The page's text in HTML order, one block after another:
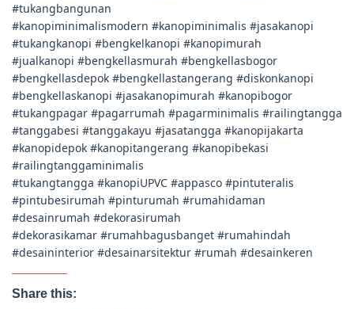
#tukangbangunan
#kanopiminimalismodern #kanopiminimalis #jasakanopi
#tukangkanopi #bengkelkanopi #kanopimurah
#jualkanopi #bengkellasmurah #bengkellasbogor
#bengkellasdepok #bengkellastangerang #diskonkanopi
#bengkellaskanopi #jasakanopimurah #kanopibogor
#tukangpagar #pagarrumah #pagarminimalis #railingtangga
#tanggabesi #tanggakayu #jasatangga #kanopijakarta
#kanopidepok #kanopitangerang #kanopibekasi
#railingtanggaminimalis
#tukangtangga #kanopiUPVC #appasco #pintuteralis
#pintubesirumah #pinturumah #rumahidaman
#desainrumah #dekorasirumah
#dekorasikamar #rumahbagusbanget #rumahindah
#desaininterior #desainarsitektur #rumah #desainkeren
Share this: